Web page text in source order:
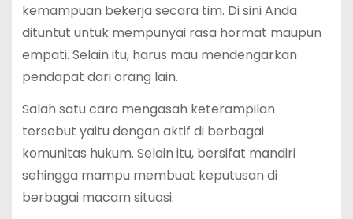
kemampuan bekerja secara tim. Di sini Anda
dituntut untuk mempunyai rasa hormat maupun
empati. Selain itu, harus mau mendengarkan
pendapat dari orang lain.
Salah satu cara mengasah keterampilan
tersebut yaitu dengan aktif di berbagai
komunitas hukum. Selain itu, bersifat mandiri
sehingga mampu membuat keputusan di
berbagai macam situasi.